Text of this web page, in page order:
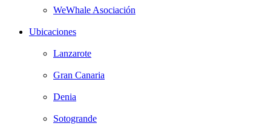
WeWhale Asociación
Ubicaciones
Lanzarote
Gran Canaria
Denia
Sotogrande